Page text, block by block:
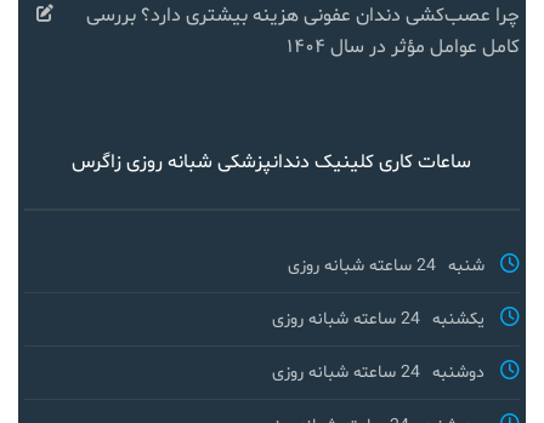
چرا عصب‌کشی دندان عفونی هزینه بیشتری دارد؟ بررسی
کامل عوامل مؤثر در سال ۱۴۰۴
ساعات کاری کلینیک دندانپزشکی شبانه روزی زاگرس
شنبه 24 ساعته شبانه روزی
یکشنبه 24 ساعته شبانه روزی
دوشنبه 24 ساعته شبانه روزی